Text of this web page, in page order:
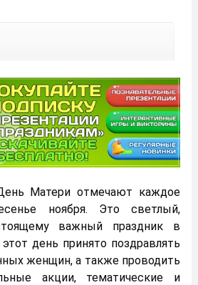
Матери отмечают каждое
ноября. Это светлый,
важный праздник в
день принято поздравлять
женщин, а также проводить
акции, тематические и